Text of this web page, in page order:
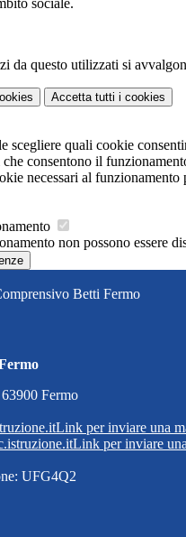
sociale.
da questo utilizzati si
Accetta tutti i cookies
scegliere quali cookie
consentono il
necessari al funzionamento
non possono essere
Betti Fermo
Fermo
Link per inviare una
Link per inviare
UFG4Q2